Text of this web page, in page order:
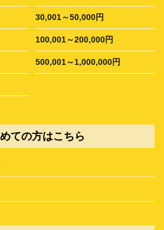
30,001～50,000円
100,001～200,000円
500,001～1,000,000円
ての方はこちら